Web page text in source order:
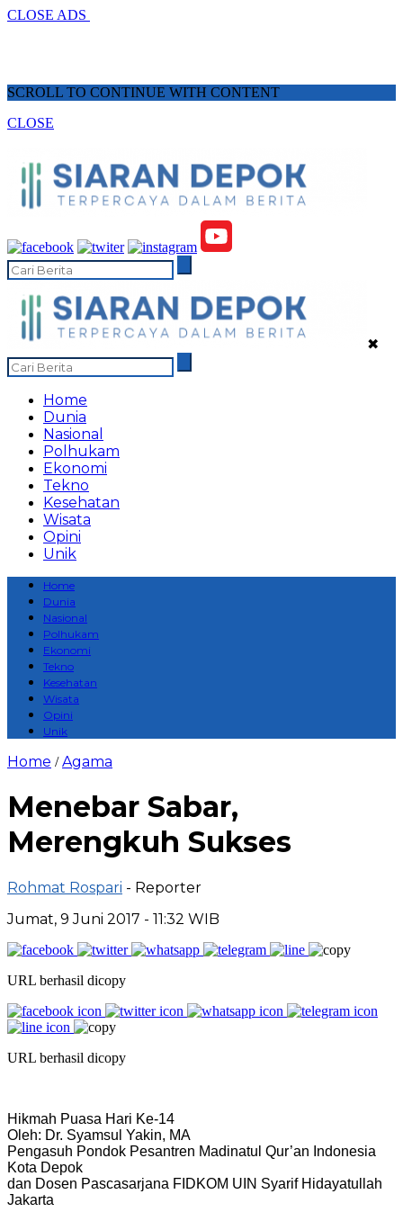
CLOSE ADS
SCROLL TO CONTINUE WITH CONTENT
CLOSE
✖
Home
Dunia
Nasional
Polhukam
Ekonomi
Tekno
Kesehatan
Wisata
Opini
Unik
Home
Dunia
Nasional
Polhukam
Ekonomi
Tekno
Kesehatan
Wisata
Opini
Unik
Home /Agama
Menebar Sabar,
Merengkuh Sukses
Rohmat Rospari - Reporter
Jumat, 9 Juni 2017 - 11:32 WIB
URL berhasil dicopy
URL berhasil dicopy
Hikmah Puasa Hari Ke-14
Oleh: Dr. Syamsul Yakin, MA
Pengasuh Pondok Pesantren Madinatul Qur’an Indonesia
Kota Depok
dan Dosen Pascasarjana FIDKOM UIN Syarif Hidayatullah
Jakarta